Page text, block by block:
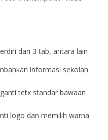
dari 3 tab, antara lain
informasi sekolah
tetx standar bawaan
logo dan memilih warna